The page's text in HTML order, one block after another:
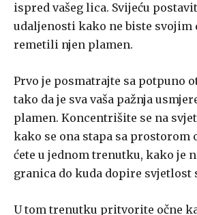
ispred vašeg lica. Svijeću
udaljenosti kako ne biste svojim
remetili njen plamen.
Prvo je posmatrajte sa potpuno
tako da je sva vaša pažnja
plamen. Koncentrišite se na
kako se ona stapa sa prostorom
ćete u jednom trenutku, kako je
granica do kuda dopire svjetlost
U tom trenutku pritvorite očne